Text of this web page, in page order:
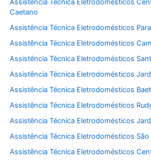
Assistência Técnica Eletrodomésticos
Caetano
Assistência Técnica Eletrodomésticos
Assistência Técnica Eletrodomésticos
Assistência Técnica Eletrodomésticos
Assistência Técnica Eletrodomésticos
Assistência Técnica Eletrodomésticos
Assistência Técnica Eletrodomésticos
Assistência Técnica Eletrodomésticos
Assistência Técnica Eletrodomésticos
Assistência Técnica Eletrodomésticos